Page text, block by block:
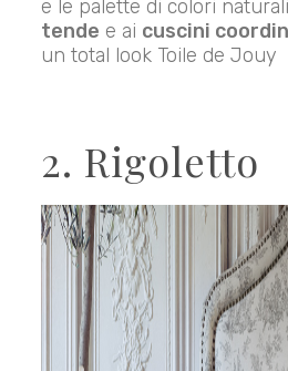
e le palette di colori
tende e ai cuscini
un total look Toile de Jouy
2. Rigoletto